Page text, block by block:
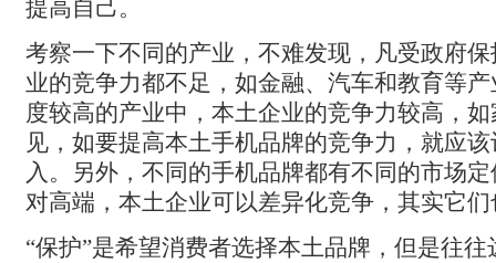
提高自己。
考察一下不同的产业，不难发现，凡受政府
业的竞争力都不足，如金融、汽车和教育等
度较高的产业中，本土企业的竞争力较高，
见，如要提高本土手机品牌的竞争力，就应该
入。另外，不同的手机品牌都有不同的市场定
对高端，本土企业可以差异化竞争，其实它
“保护”是希望消费者选择本土品牌，但是往